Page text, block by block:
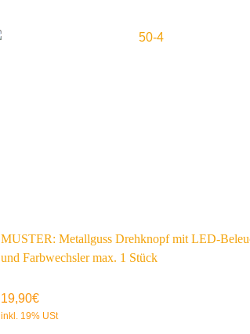
MUSTER: Metallguss Drehknopf mit LED-
und Farbwechsler max. 1 Stück
19,90€